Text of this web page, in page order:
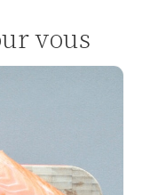
vous